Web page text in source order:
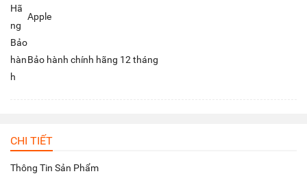
Hã
ng
Apple
Bảo
hàn
h
Bảo hành chính hãng 12 tháng
CHI TIẾT
Thông Tin Sản Phẩm